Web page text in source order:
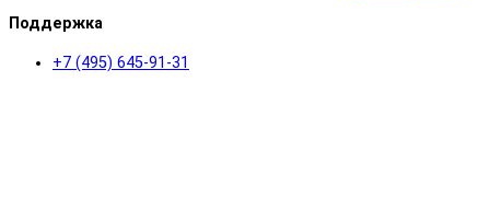
Поддержка
+7 (495) 645-91-31